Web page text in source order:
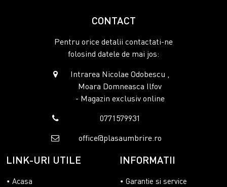
CONTACT
Pentru orice detalii contactati-ne
folosind datele de mai jos:
Intrarea Nicolae Odobescu ,
Moara Domneasca Ilfov
- Magazin exclusiv online
0771579931
office@plasaumbrire.ro
LINK-URI UTILE
Acasa
INFORMATII
Garantie si service